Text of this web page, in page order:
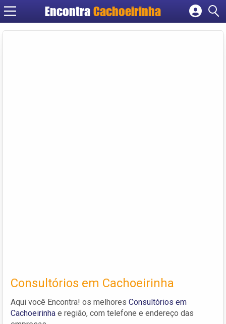
Encontra Cachoeirinha
Cadastrar empresa
Consultórios em Cachoeirinha
Aqui você Encontra! os melhores Consultórios em
Cachoeirinha e região, com telefone e endereço das